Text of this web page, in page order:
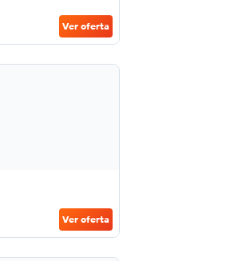
Ver oferta
Ver oferta